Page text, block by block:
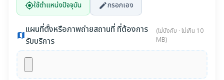
my_locationใช้ตำแหน่งปัจจุบัน editกรอกเอง
mapแผนที่ตั้งหรือภาพถ่ายสถานที่ ที่ต้องการ
รับบริการ
(ไม่บังคับ · ไม่เกิน 10
MB)